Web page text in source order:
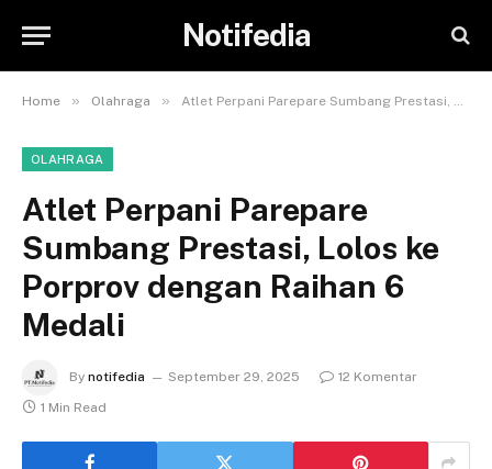
Notifedia
Home » Olahraga » Atlet Perpani Parepare Sumbang Prestasi, Lolos ke Porprov dengan Raihan 6 Medali
OLAHRAGA
Atlet Perpani Parepare
Sumbang Prestasi, Lolos ke
Porprov dengan Raihan 6
Medali
By notifedia September 29, 2025
12 Komentar
1 Min Read